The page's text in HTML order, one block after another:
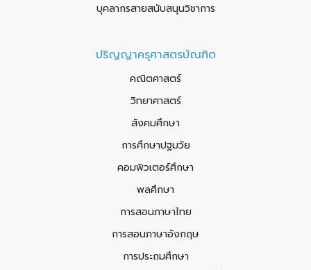
บุคลากรสายสนับสนุนวิชาการ
ปริญญาครุศาสตรบัณฑิต
คณิตศาสตร์
วิทยาศาสตร์
สังคมศึกษา
การศึกษาปฐมวัย
คอมพิวเตอร์ศึกษา
พลศึกษา
การสอนภาษาไทย
การสอนภาษาอังกฤษ
การประถมศึกษา